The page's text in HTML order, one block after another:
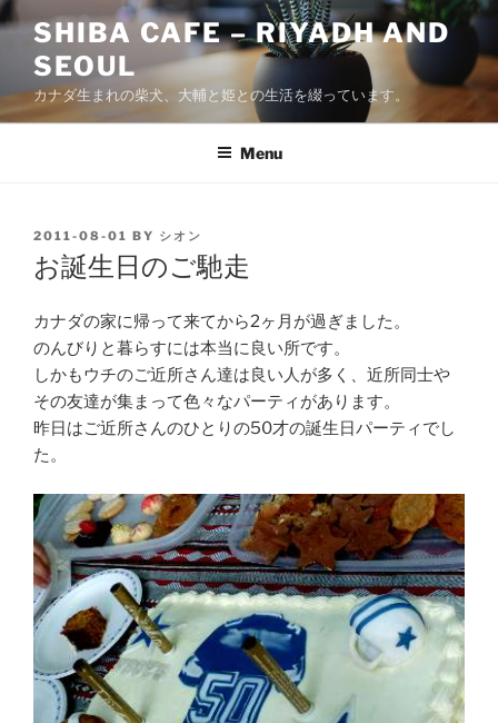
Skip
content
SHIBA CAFE – RIYADH AND
SEOUL
カナダ生まれの柴犬、大輔と姫との生活を綴っています。
Menu
POSTED
ON
2011-08-01 BY シオン
お誕生日のご馳走
カナダの家に帰って来てから2ヶ月が過ぎました。
のんびりと暮らすには本当に良い所です。
しかもウチのご近所さん達は良い人が多く、近所同士や
その友達が集まって色々なパーティがあります。
昨日はご近所さんのひとりの50才の誕生日パーティでし
た。